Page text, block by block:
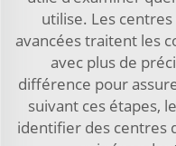
utilise. Les
avancées traitent les
avec plus de
différence pour
suivant ces étapes,
identifier des centres